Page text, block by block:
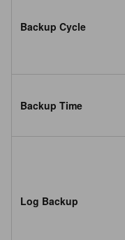
Backup Cycle
Backup Time
Log Backup